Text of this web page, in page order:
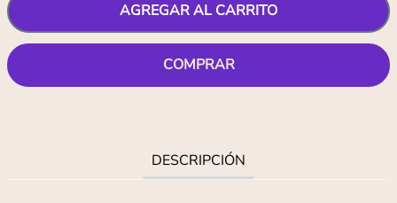
AGREGAR AL CARRITO
COMPRAR
DESCRIPCIÓN